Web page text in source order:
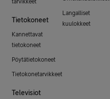
Tietokoneet
Kannettavat
tietokoneet
Pöytätietokoneet
Tietokonetarvikkeet
Televisiot
Langalliset
kuulokkeet